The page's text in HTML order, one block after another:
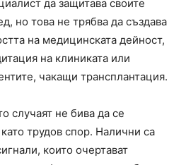
да защитава своите
но това не трябва да създава
на медицинската дейност,
на клиниката или
чакащи трансплантация.
случаят не бива да се
трудов спор. Налични са
които очертават